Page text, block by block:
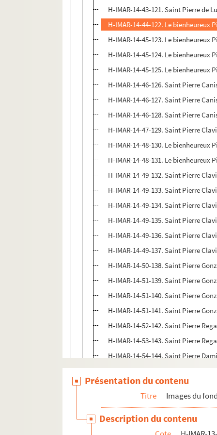
H-IMAR-14-43-121. Saint Pierre de
H-IMAR-14-44-122. Le bienheureux
H-IMAR-14-45-123. Le bienheureux
H-IMAR-14-45-124. Le bienheureux
H-IMAR-14-45-125. Le bienheureux
H-IMAR-14-46-126. Saint Pierre
H-IMAR-14-46-127. Saint Pierre
H-IMAR-14-46-128. Saint Pierre
H-IMAR-14-47-129. Saint Pierre
H-IMAR-14-48-130. Le bienheureux
H-IMAR-14-48-131. Le bienheureux
H-IMAR-14-49-132. Saint Pierre
H-IMAR-14-49-133. Saint Pierre
H-IMAR-14-49-134. Saint Pierre
H-IMAR-14-49-135. Saint Pierre
H-IMAR-14-49-136. Saint Pierre
H-IMAR-14-49-137. Saint Pierre
H-IMAR-14-50-138. Saint Pierre
H-IMAR-14-51-139. Saint Pierre
H-IMAR-14-51-140. Saint Pierre
H-IMAR-14-51-141. Saint Pierre
H-IMAR-14-52-142. Saint Pierre
H-IMAR-14-53-143. Saint Pierre
H-IMAR-14-54-144. Saint Pierre
H-IMAR-14-55-145. Saint Pierre
H-IMAR-14-55-146. Saint Pierre
H-IMAR-14-55-147. Saint Pierre
H-IMAR-14-55-148. Saint Pierre
H-IMAR-14-55-149. Saint Pierre
Présentation du contenu
Titre Images du
Description du contenu